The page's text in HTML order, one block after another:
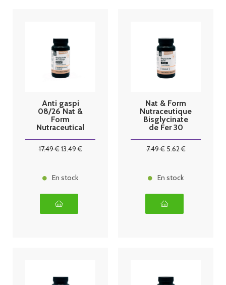
Anti gaspi
08/26 Nat &
Form
Nutraceutical
90 Capsules
17.49€13.49€
En stock
Nat & Form
Nutraceutique
Bisglycinate
de Fer 30
7.49€ 5.62€
En stock